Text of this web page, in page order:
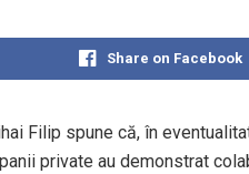
Share on Facebook
Filip spune că, în
private au demonstrat